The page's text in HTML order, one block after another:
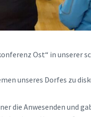
Ost“ in unserer
unseres Dorfes zu
die Anwesenden und